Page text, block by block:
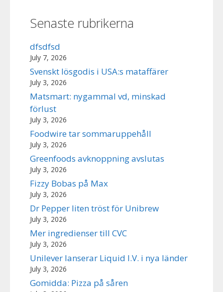
Senaste rubrikerna
dfsdfsd
July 7, 2026
Svenskt lösgodis i USA:s mataffärer
July 3, 2026
Matsmart: nygammal vd, minskad
förlust
July 3, 2026
Foodwire tar sommaruppehåll
July 3, 2026
Greenfoods avknoppning avslutas
July 3, 2026
Fizzy Bobas på Max
July 3, 2026
Dr Pepper liten tröst för Unibrew
July 3, 2026
Mer ingredienser till CVC
July 3, 2026
Unilever lanserar Liquid I.V. i nya länder
July 3, 2026
Gomidda: Pizza på såren